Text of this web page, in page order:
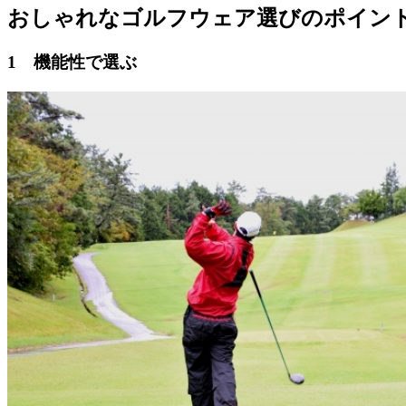
おしゃれなゴルフウェア選びのポイン
1 機能性で選ぶ